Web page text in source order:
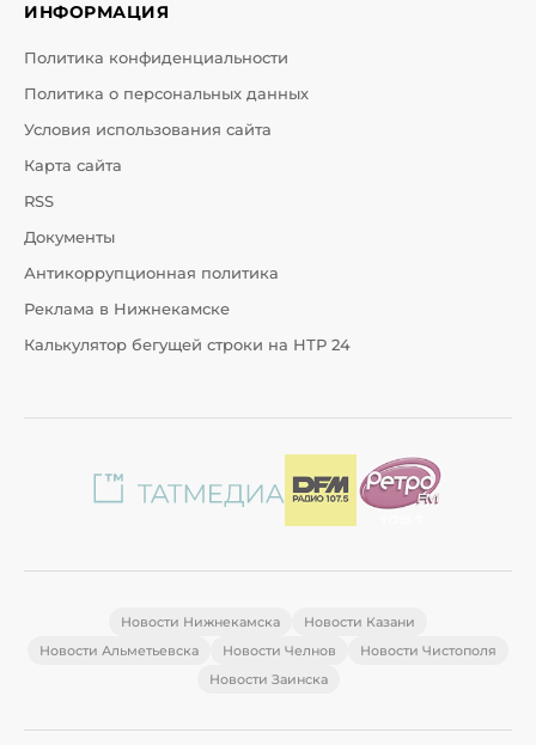
ИНФОРМАЦИЯ
Политика конфиденциальности
Политика о персональных данных
Условия использования сайта
Карта сайта
RSS
Документы
Антикоррупционная политика
Реклама в Нижнекамске
Калькулятор бегущей строки на НТР 24
Новости Нижнекамска
Новости Казани
Новости Альметьевска
Новости Челнов
Новости Чистополя
Новости Заинска